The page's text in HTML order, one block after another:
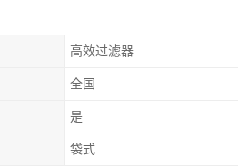
高效过滤器
全国
是
袋式